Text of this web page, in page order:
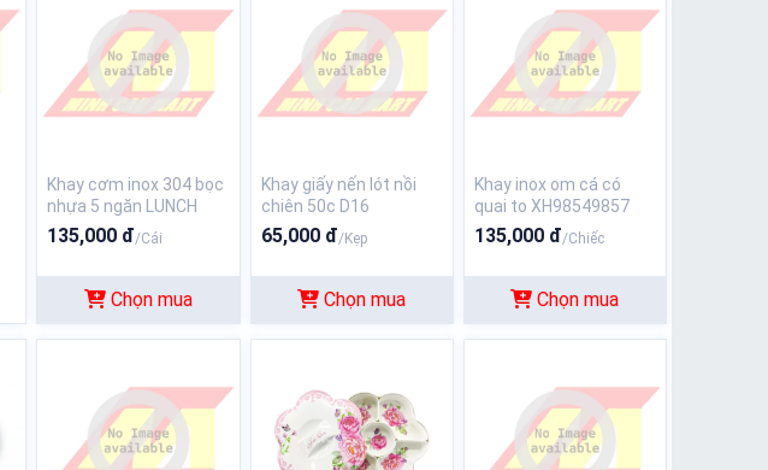
Khay cơm inox 304 bọc
nhựa 5 ngăn LUNCH
BOX
135,000 đ/Cái
Chọn mua
Khay giấy nến lót nồi
chiên 50c D16
65,000 đ/Kẹp
Chọn mua
Khay inox om cá có
quai to XH98549857
135,000 đ/Chiếc
Chọn mua